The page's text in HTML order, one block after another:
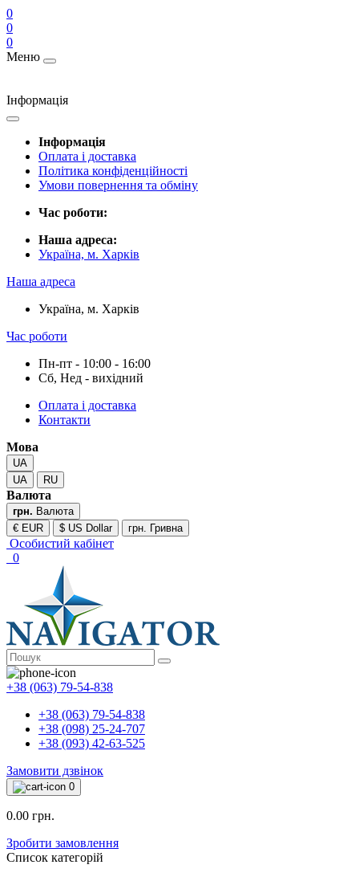
0
0
0
Меню
Інформація
Інформація
Оплата і доставка
Політика конфіденційності
Умови повернення та обміну
Час роботи:
Наша адреса:
Україна, м. Харків
Наша адреса
Україна, м. Харків
Час роботи
Пн-пт - 10:00 - 16:00
Сб, Нед - вихідний
Оплата і доставка
Контакти
Мова
UA
UA
RU
Валюта
грн. Валюта
€ EUR
$ US Dollar грн. Гривна
Особистий кабінет
0
+38 (063) 79-54-838
+38 (063) 79-54-838
+38 (098) 25-24-707
+38 (093) 42-63-525
Замовити дзвінок
0
0.00 грн.
Зробити замовлення
Список категорій